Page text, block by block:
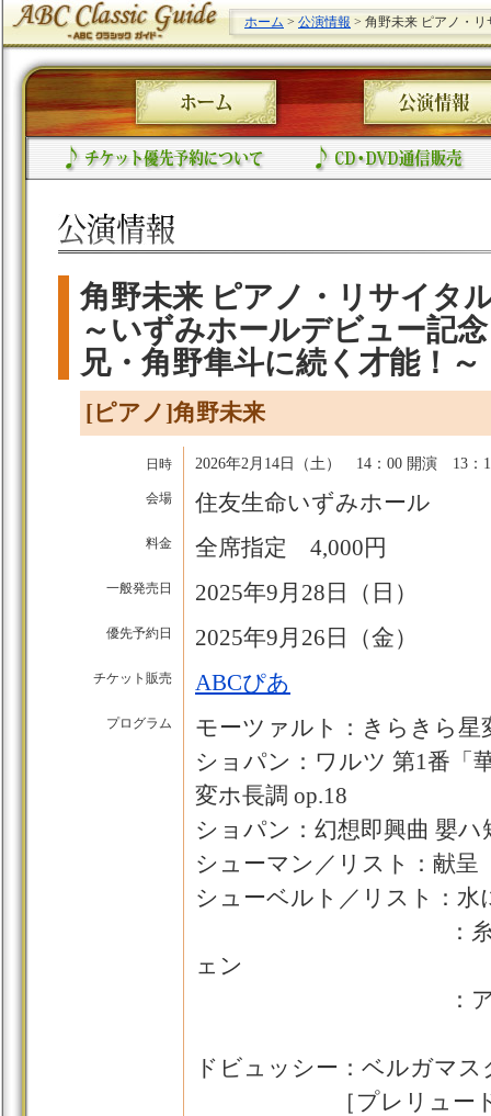
ホーム > 公演情報 > 角野未来 ピアノ・
角野未来 ピアノ・リサイタ
～いずみホールデビュー記
兄・角野隼斗に続く才能！～
[ピアノ]角野未来
日時 2026年2月14日（土） 14：00 開演 13：
会場 住友生命いずみホール
料金 全席指定 4,000円
一般発売日 2025年9月28日（日）
優先予約日 2025年9月26日（金）
チケット販売 ABCぴあ
プログラム
モーツァルト：きらきら星
ショパン：ワルツ 第1番「
変ホ長調 op.18
ショパン：幻想即興曲 嬰ハ
シューマン／リスト：献呈
シューベルト／リスト：水
：糸を紡ぐ
ェン
：アヴェ・
ドビュッシー：ベルガマス
［プレリュード /